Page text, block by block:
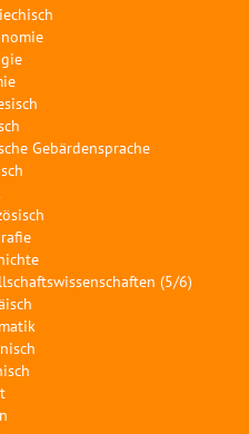
Gebärdensprache
(5/6)